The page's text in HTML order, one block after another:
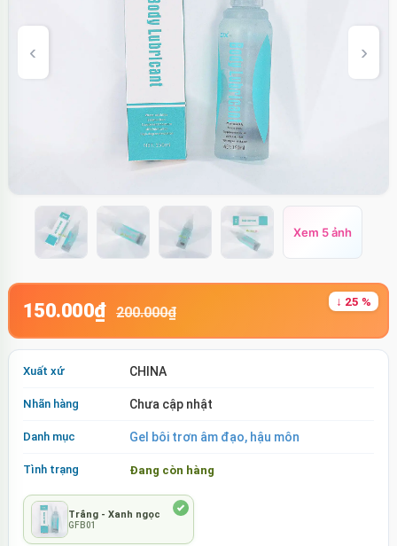
Xem 5 ảnh
150.000₫ 200.000₫
↓ 25 %
Xuất xứ CHINA
Nhãn hàng Chưa cập nhật
Danh mục Gel bôi trơn âm đạo, hậu môn
Tình trạng Đang còn hàng
Trắng - Xanh ngọc
GFB01